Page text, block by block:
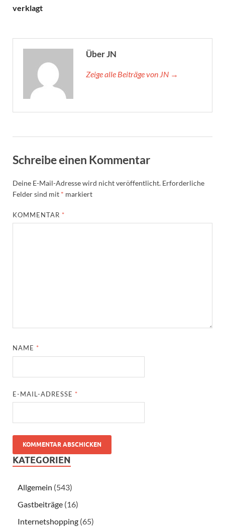
verklagt
Über JN
Zeige alle Beiträge von JN →
Schreibe einen Kommentar
Deine E-Mail-Adresse wird nicht veröffentlicht. Erforderliche
Felder sind mit * markiert
KOMMENTAR *
NAME *
E-MAIL-ADRESSE *
KATEGORIEN
Allgemein (543)
Gastbeiträge (16)
Internetshopping (65)